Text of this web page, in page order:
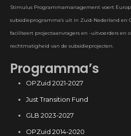
Stimulus Programmamanagement voert
subsidieprogramma’s uit in Zuid-Nederland en
faciliteert projectaanvragers en -uitvoerders en
rechtmatigheid van de subsidieprojecten.
Programma’s
OPZuid 2021-2027
Just Transition Fund
GLB 2023-2027
OPZuid 2014-2020